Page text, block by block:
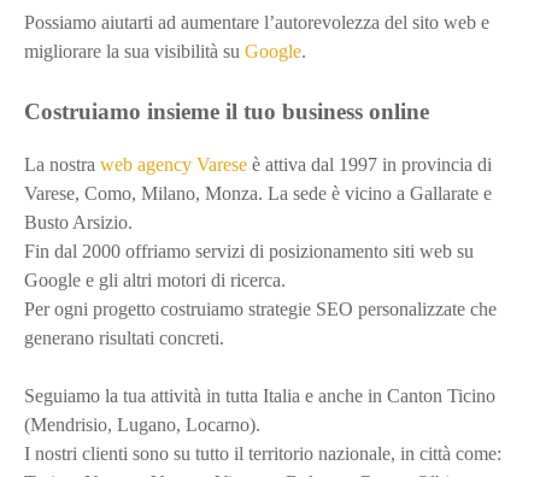
Possiamo aiutarti ad aumentare l’autorevolezza del sito web e
migliorare la sua visibilità su Google.
Costruiamo insieme il tuo business online
La nostra web agency Varese è attiva dal 1997 in provincia di
Varese, Como, Milano, Monza. La sede è vicino a Gallarate e
Busto Arsizio.
Fin dal 2000 offriamo servizi di posizionamento siti web su
Google e gli altri motori di ricerca.
Per ogni progetto costruiamo strategie SEO personalizzate che
generano risultati concreti.
Seguiamo la tua attività in tutta Italia e anche in Canton Ticino
(Mendrisio, Lugano, Locarno).
I nostri clienti sono su tutto il territorio nazionale, in città come: